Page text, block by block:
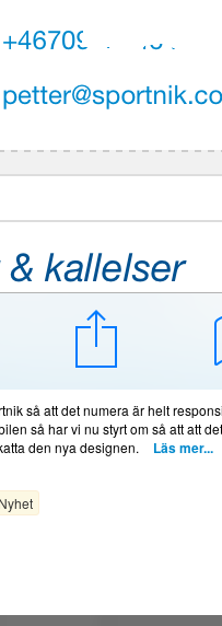
så att det numera är helt
så har vi nu styrt om så att att
den nya designen.
Läs mer...
Nyhet